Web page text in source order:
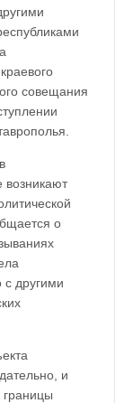
совещания
о
с другими
и